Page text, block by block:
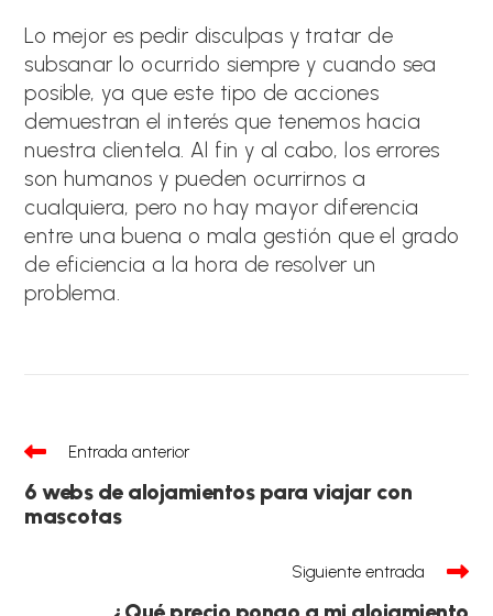
Lo mejor es pedir disculpas y tratar de
subsanar lo ocurrido siempre y cuando sea
posible, ya que este tipo de acciones
demuestran el interés que tenemos hacia
nuestra clientela. Al fin y al cabo, los errores
son humanos y pueden ocurrirnos a
cualquiera, pero no hay mayor diferencia
entre una buena o mala gestión que el grado
de eficiencia a la hora de resolver un
problema.
Leer
más
artículos
Entrada anterior
6 webs de alojamientos para viajar con
mascotas
Siguiente entrada